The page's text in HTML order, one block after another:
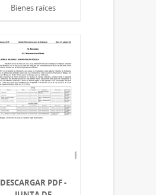
Bienes raíces
DESCARGAR PDF -